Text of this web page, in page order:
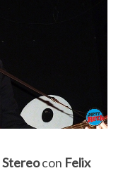
Stereocon Felix